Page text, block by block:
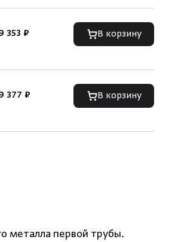
353 ₽ В корзину
377 ₽ В корзину
металла первой трубы.